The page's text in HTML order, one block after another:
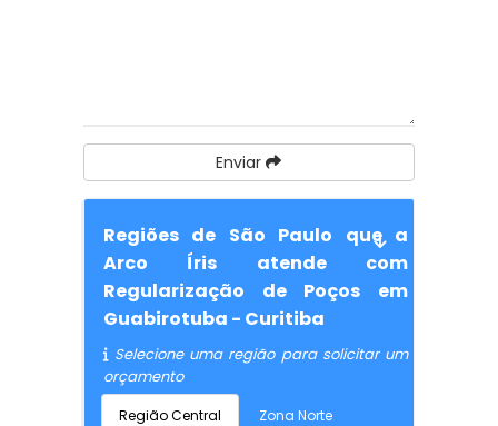
Enviar
Regiões de São Paulo que a
Arco Íris atende com
Regularização de Poços em
Guabirotuba - Curitiba
Selecione uma região para solicitar um
orçamento
Região Central Zona Norte